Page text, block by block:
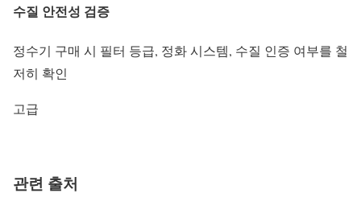
수질 안전성 검증
정수기 구매 시 필터 등급, 정화 시스템, 수질 인증 여부를 철
저히 확인
고급
관련 출처